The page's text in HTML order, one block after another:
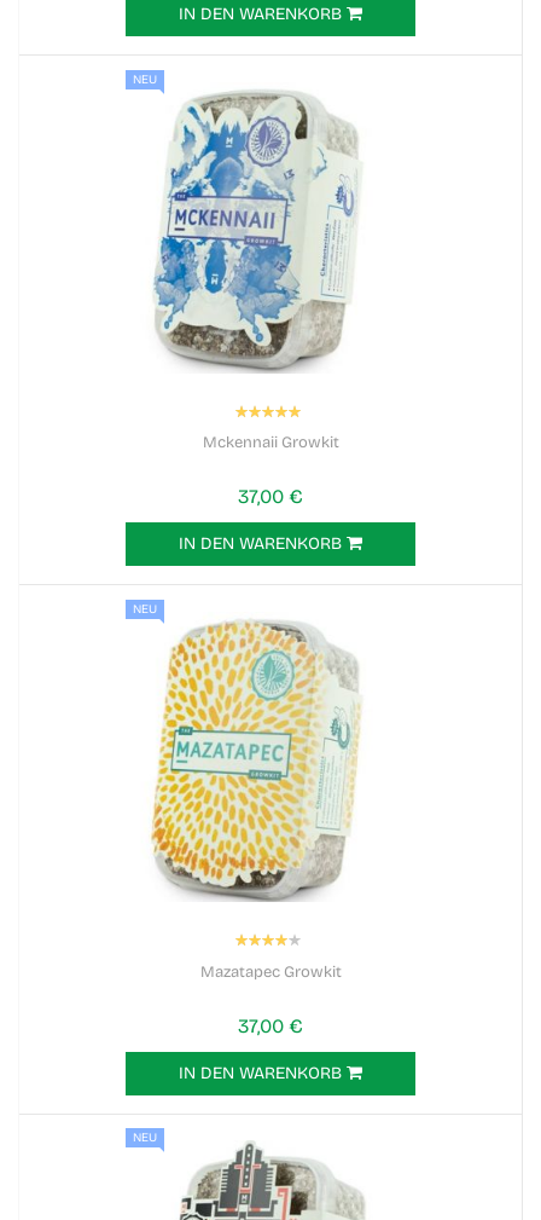
IN DEN WARENKORB
NEU
Bewertung:
Mckennaii Growkit
37,00 €
IN DEN WARENKORB
NEU
Bewertung:
Mazatapec Growkit
37,00 €
IN DEN WARENKORB
NEU